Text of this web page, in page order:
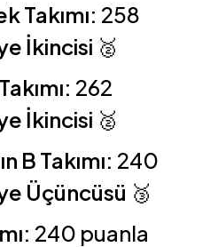
Takımı: 258
İkincisi 🥈
262
İkincisi 🥈
B Takımı: 240
Üçüncüsü 🥉
240 puanla